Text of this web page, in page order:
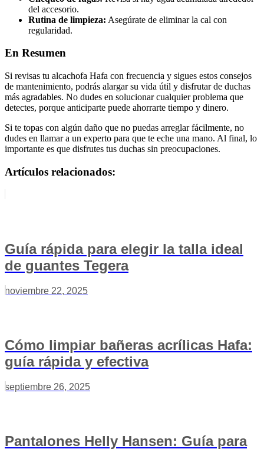
del accesorio.
Rutina de limpieza: Asegúrate de eliminar la cal con
regularidad.
En Resumen
Si revisas tu alcachofa Hafa con frecuencia y sigues estos consejos
de mantenimiento, podrás alargar su vida útil y disfrutar de duchas
más agradables. No dudes en solucionar cualquier problema que
detectes, porque anticiparte puede ahorrarte tiempo y dinero.
Si te topas con algún daño que no puedas arreglar fácilmente, no
dudes en llamar a un experto para que te eche una mano. Al final, lo
importante es que disfrutes tus duchas sin preocupaciones.
Artículos relacionados:
Guía rápida para elegir la talla ideal
de guantes Tegera
noviembre 22, 2025
Cómo limpiar bañeras acrílicas Hafa:
guía rápida y efectiva
septiembre 26, 2025
Pantalones Helly Hansen: Guía para